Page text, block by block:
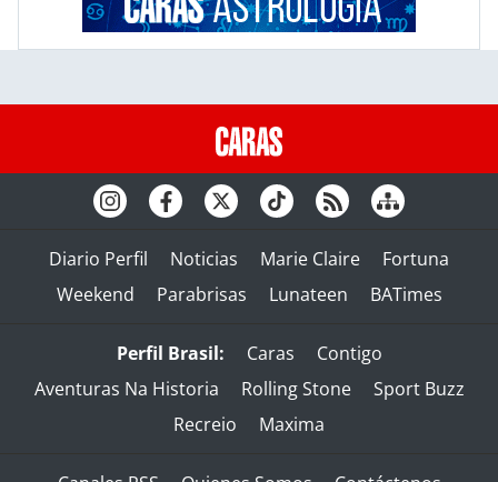
Diario Perfil Noticias Marie Claire
Fortuna
Weekend
Parabrisas Lunateen BATimes
Perfil Brasil: Caras
Contigo
Aventuras Na Historia
Rolling Stone
Sport Buzz
Recreio
Maxima